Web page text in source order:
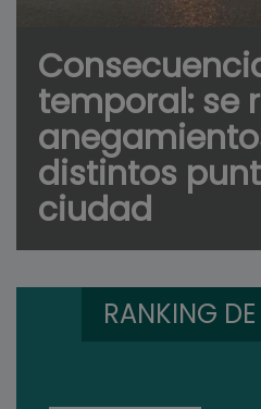
temporal: se
distintos
ciudad
RANKING